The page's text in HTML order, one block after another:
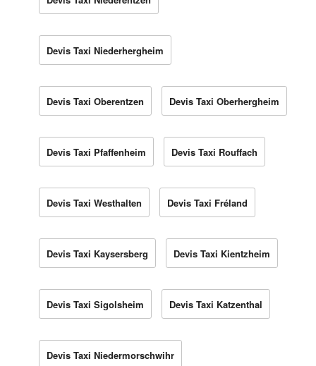
Devis Taxi Niederhergheim
Devis Taxi Oberentzen Devis Taxi Oberhergheim
Devis Taxi Pfaffenheim Devis Taxi Rouffach
Devis Taxi Westhalten Devis Taxi Fréland
Devis Taxi Kaysersberg Devis Taxi Kientzheim
Devis Taxi Sigolsheim Devis Taxi Katzenthal
Devis Taxi Niedermorschwihr